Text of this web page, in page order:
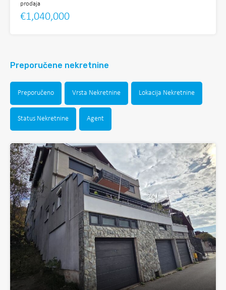
prodaja
€1,040,000
Preporučene nekretnine
Preporučeno Vrsta Nekretnine Lokacija Nekretnine
Status Nekretnine Agent